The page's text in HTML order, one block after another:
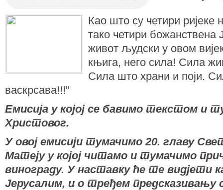
Као што су четири ријеке
тако четири божанствена
живот људски у овом
књига, него сила! Сила
Сила што храни и поји.
васкрсава!!!"
Емисија у којој се бавимо текстом и
Христовог.
У овој емисији тумачимо 20. главу
Матеју у којoj читамо и тумачимо
винограду. У наставку ће те видјети
Јерусалим, и о тређем